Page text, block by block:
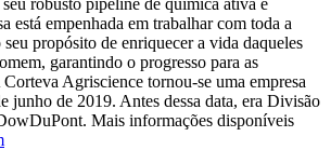
robusto pipeline de química ativa e
está empenhada em trabalhar com toda a
propósito de enriquecer a vida daqueles
garantindo o progresso para as
Agriscience tornou-se uma empresa
junho de 2019. Antes dessa data, era Divisão
Mais informações disponíveis